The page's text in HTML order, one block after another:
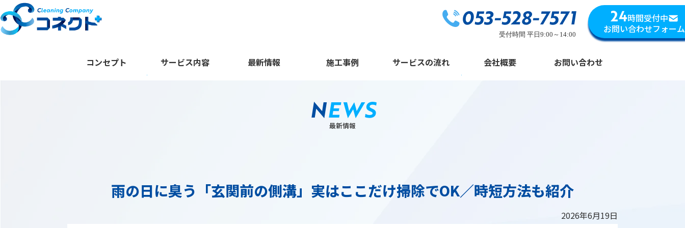
053-528-7571
受付時間 平日9:00～14:00
24時間受付中
お問い合わせフォーム
コンセプト サービス内容 最新情報 施工事例 サービスの流れ 会社概要 お問い合わせ
NEWS
最新情報
雨の日に臭う「玄関前の側溝」実はここだけ掃除でOK／時短方法も紹介
2026年6月19日